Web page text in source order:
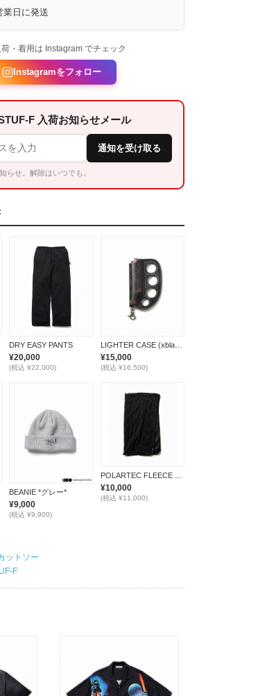
日に発送
・着用は Instagram でチェック
Instagramをフォロー
F 入荷お知らせメール
通知を受け取る
らせ。解除はいつでも。
DRY EASY PANTS
¥20,000
(税込 ¥22,000)
LIGHTER CASE (xblackmeans)
¥15,000
(税込 ¥16,500)
BEANIE *グレー*
¥9,000
(税込 ¥9,900)
¥10,000
(税込 ¥11,000)
ットソー
F